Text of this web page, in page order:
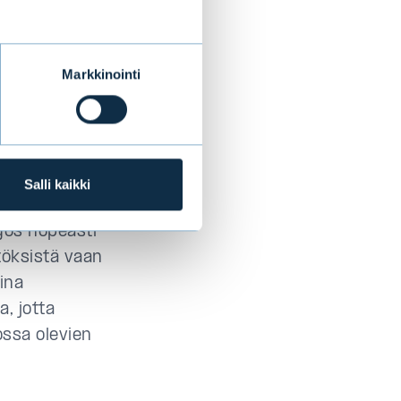
Markkinointi
Salli kaikki
ESG-
nopeasti
vaan
jotta
olevien